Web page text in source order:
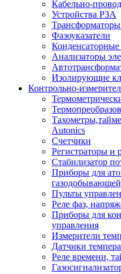
Кабельно-
Устройства РЗА
Фазоуказатели
Конденсаторные
Анализаторы
Изолирующие
Контрольно-
Autonics
Счетчики
Регистраторы и
Стабилизатор
Приборы для
Пульты
Реле фаз,
Приборы для
управления
Измерители
Датчики
Реле времени,